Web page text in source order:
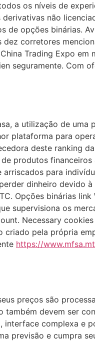
os níveis de
não
de opções binárias.
corretores
Trading Expo em
seguramente. Com
a utilização de uma
plataforma para
deste ranking
produtos financeiros
para
dinheiro devido à
Opções binárias
supervisiona os
Necessary
pela própria
https://
preços são
também devem ser
complexa e
previsão e cumpra